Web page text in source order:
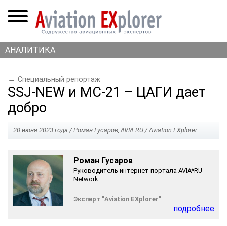
АНАЛИТИКА
→ Специальный репортаж
SSJ-NEW и МС-21 – ЦАГИ дает
добро
20 июня 2023 года / Роман Гусаров, AVIA.RU / Aviation EXplorer
Роман Гусаров
Руководитель интернет-портала AVIA*RU
Network
Эксперт "Aviation EXplorer"
подробнее